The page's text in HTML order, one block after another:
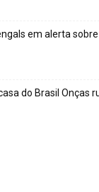
em alerta
do Brasil Onças